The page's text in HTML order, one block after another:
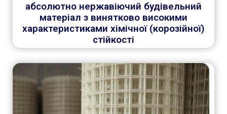
абсолютно нержавіючий будівельний
матеріал з винятково високими
характеристиками хімічної (корозійної)
стійкості